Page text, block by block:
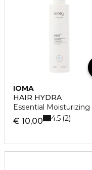
IOMA
HAIR HYDRA
Essential
€ 10,00 4.5 2